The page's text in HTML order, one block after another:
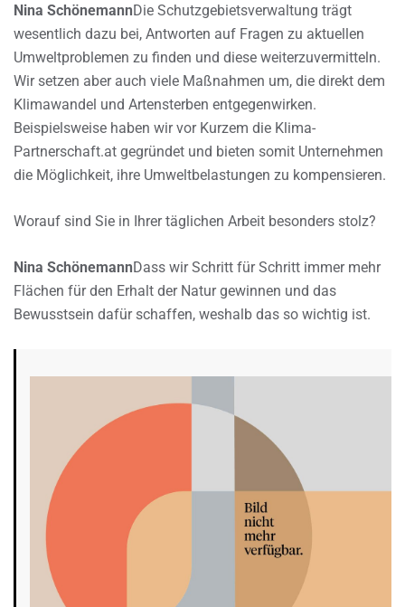
Nina SchönemannDie Schutzgebietsverwaltung trägt
wesentlich dazu bei, Antworten auf Fragen zu aktuellen
Umweltproblemen zu finden und diese weiterzuvermitteln.
Wir setzen aber auch viele Maßnahmen um, die direkt dem
Klimawandel und Artensterben entgegenwirken.
Beispielsweise haben wir vor Kurzem die Klima-
Partnerschaft.at gegründet und bieten somit Unternehmen
die Möglichkeit, ihre Umweltbelastungen zu kompensieren.
Worauf sind Sie in Ihrer täglichen Arbeit besonders stolz?
Nina SchönemannDass wir Schritt für Schritt immer mehr
Flächen für den Erhalt der Natur gewinnen und das
Bewusstsein dafür schaffen, weshalb das so wichtig ist.